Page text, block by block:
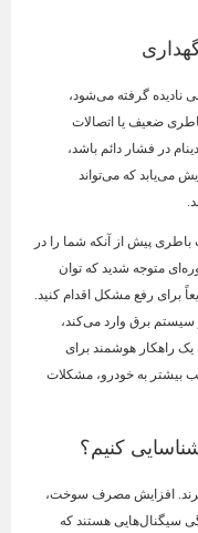
گرفته می‌شود،
ضعیف یا اتصالات
در فشار دائم باشد،
می‌یابد که می‌تواند
پیش از آنکه شما را در
متوجه شدید که توان
برای رفع مشکل اقدام کنید.
برق وارد می‌کند،
یک راهکار هوشمند برای
بیشتر به خودرو، مشکلات
کنیم؟
افزایش مصرف سوخت،
سیگنال‌هایی هستند که